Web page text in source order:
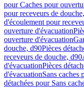
pour Caches pour
pour receveurs de
d'écoulement pour
ouverture d'évacuation
ouverture d'évacuation
douche, d90Pièces
receveurs de douche, d90
d'évacuationPièces
d'évacuationSans caches
détachées pour Sans